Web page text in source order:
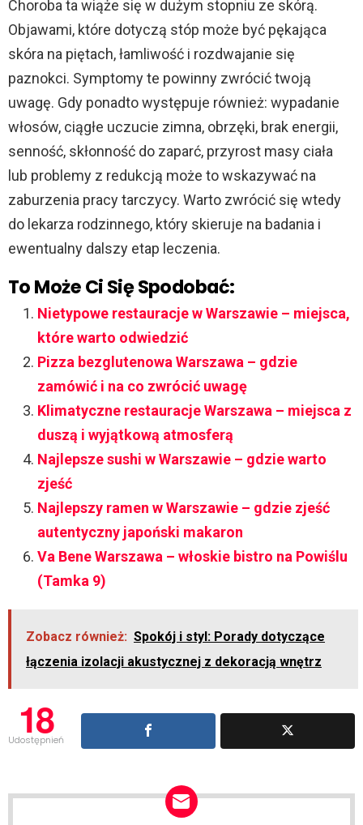
Choroba ta wiąże się w dużym stopniu ze skórą.
Objawami, które dotyczą stóp może być pękająca
skóra na piętach, łamliwość i rozdwajanie się
paznokci. Symptomy te powinny zwrócić twoją
uwagę. Gdy ponadto występuje również: wypadanie
włosów, ciągłe uczucie zimna, obrzęki, brak energii,
senność, skłonność do zaparć, przyrost masy ciała
lub problemy z redukcją może to wskazywać na
zaburzenia pracy tarczycy. Warto zwrócić się wtedy
do lekarza rodzinnego, który skieruje na badania i
ewentualny dalszy etap leczenia.
To Może Ci Się Spodobać:
Nietypowe restauracje w Warszawie – miejsca,
które warto odwiedzić
Pizza bezglutenowa Warszawa – gdzie
zamówić i na co zwrócić uwagę
Klimatyczne restauracje Warszawa – miejsca z
duszą i wyjątkową atmosferą
Najlepsze sushi w Warszawie – gdzie warto
zjeść
Najlepszy ramen w Warszawie – gdzie zjeść
autentyczny japoński makaron
Va Bene Warszawa – włoskie bistro na Powiślu
(Tamka 9)
Zobacz również: Spokój i styl: Porady dotyczące
łączenia izolacji akustycznej z dekoracją wnętrz
18
Udostępnień